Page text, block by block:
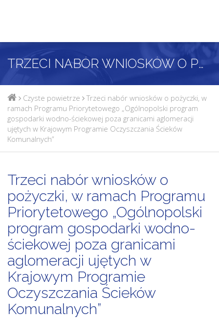
TRZECI NABÓR WNIOSKÓW O POŻYCZKI, W RAMACH PROGRAMU PRIORYTETOWEGO „OGÓLNOPOLSKI PROGRAM GOSPODARKI WODNO-ŚCIEKOWEJ POZA GRANICAMI AGLOMERACJI UJĘTYCH W KRAJOWYM PROGRAMIE OCZYSZCZANIA ŚCIEKÓW KOMUNALNYCH”
Czyste powietrze
Trzeci nabór wniosków o pożyczki, w
ramach Programu Priorytetowego „Ogólnopolski program
gospodarki wodno-ściekowej poza granicami aglomeracji
ujętych w Krajowym Programie Oczyszczania Ścieków
Komunalnych”
Trzeci nabór wniosków o
pożyczki, w ramach Programu
Priorytetowego „Ogólnopolski
program gospodarki wodno-
ściekowej poza granicami
aglomeracji ujętych w
Krajowym Programie
Oczyszczania Ścieków
Komunalnych”